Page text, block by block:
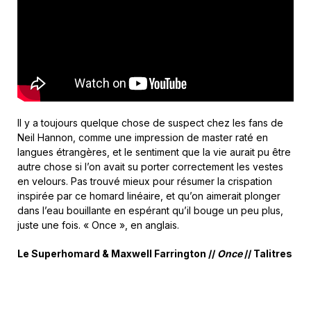
Il y a toujours quelque chose de suspect chez les fans de
Neil Hannon, comme une impression de master raté en
langues étrangères, et le sentiment que la vie aurait pu être
autre chose si l’on avait su porter correctement les vestes
en velours. Pas trouvé mieux pour résumer la crispation
inspirée par ce homard linéaire, et qu’on aimerait plonger
dans l’eau bouillante en espérant qu’il bouge un peu plus,
juste une fois. « Once », en anglais.
Le Superhomard & Maxwell Farrington // Once// Talitres